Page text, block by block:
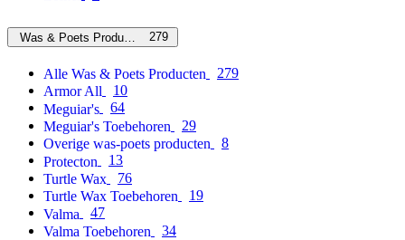
Was & Poets Producten 279
Alle Was & Poets Producten
279
Armor All
10
Meguiar's
64
Meguiar's Toebehoren
29
Overige was-poets producten
8
Protecton
13
Turtle Wax
76
Turtle Wax Toebehoren
19
Valma
47
Valma Toebehoren
34